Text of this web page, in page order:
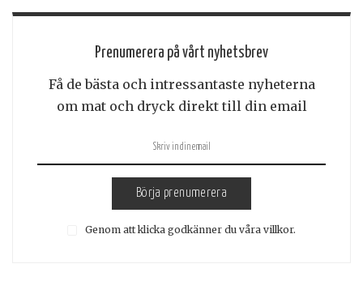
Prenumerera på vårt nyhetsbrev
Få de bästa och intressantaste nyheterna
om mat och dryck direkt till din email
Börja prenumerera
Genom att klicka godkänner du våra villkor.